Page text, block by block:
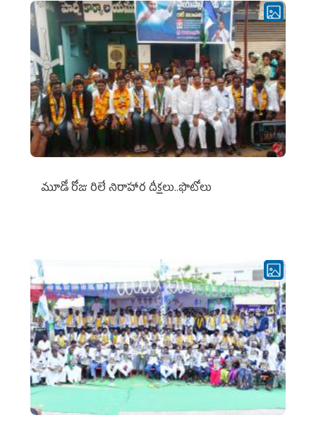
మూడో రోజు రిలే నిరాహార దీక్షలు..ఫొటోలు